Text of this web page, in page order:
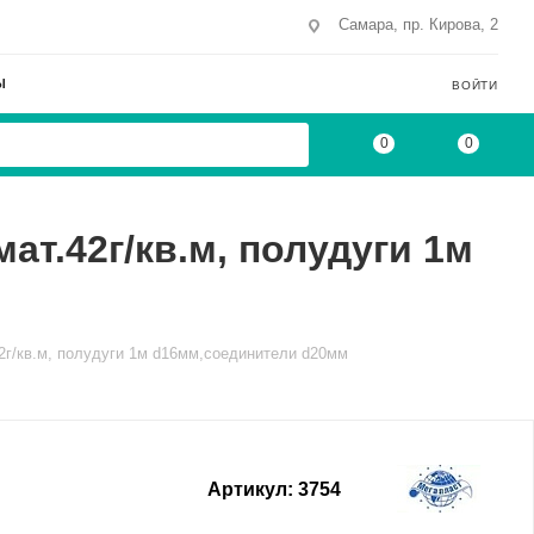
Самара, пр. Кирова, 2
ВОЙТИ
0 0
кв.м, полудуги 1м
кв.м, полудуги 1м d16мм,соединители d20мм
Артикул: 3754